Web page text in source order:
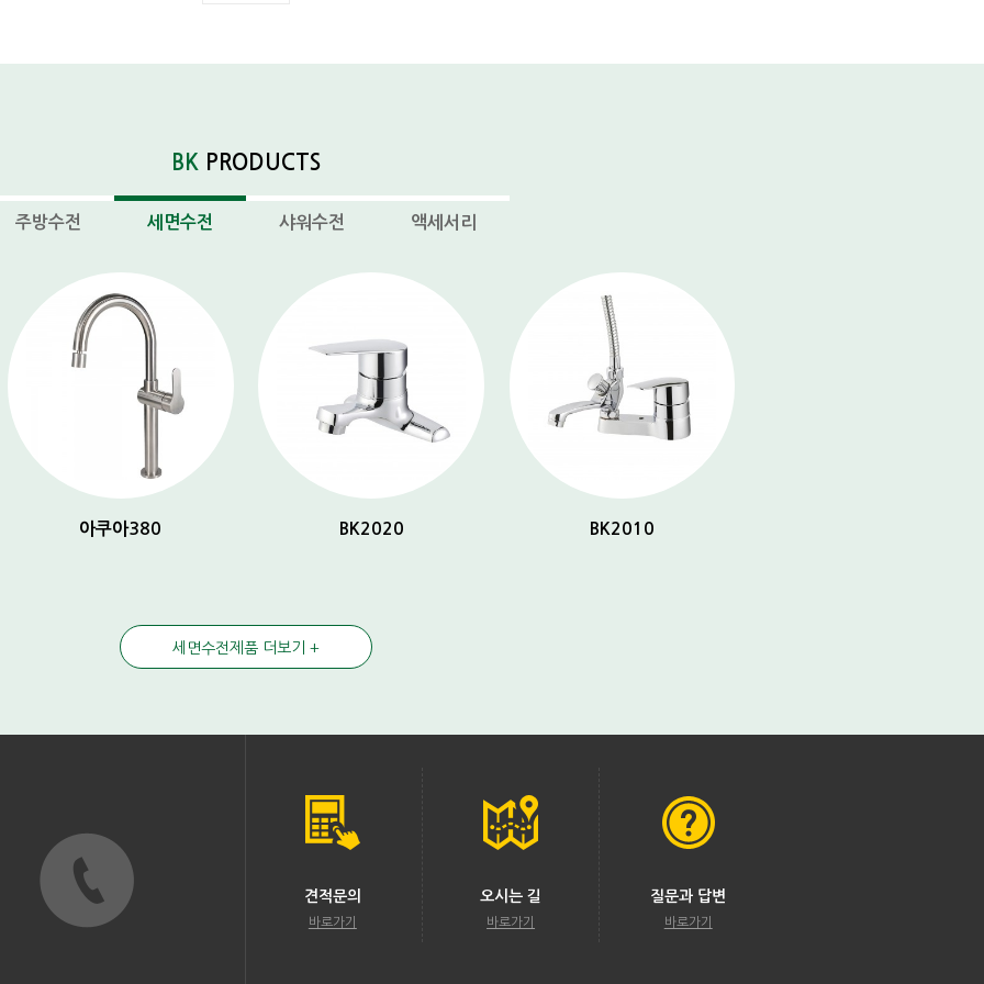
BK PRODUCTS
주방수전 세면수전 샤워수전 액세서리
아쿠아380 BK2020 BK2010
세면수전제품 더보기 +
견적문의
바로가기
오시는 길
바로가기
질문과 답변
바로가기